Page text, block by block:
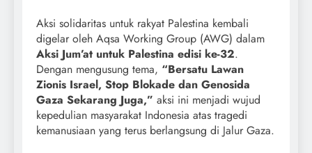
Aksi solidaritas untuk rakyat Palestina kembali
digelar oleh Aqsa Working Group (AWG) dalam
Aksi Jum’at untuk Palestina edisi ke-32.
Dengan mengusung tema, “Bersatu Lawan
Zionis Israel, Stop Blokade dan Genosida
Gaza Sekarang Juga,” aksi ini menjadi wujud
kepedulian masyarakat Indonesia atas tragedi
kemanusiaan yang terus berlangsung di Jalur Gaza.